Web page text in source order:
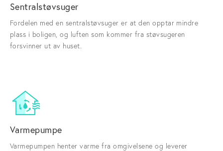
Sentralstøvsuger
Fordelen med en sentralstøvsuger er at den opptar mindre
plass i boligen, og luften som kommer fra støvsugeren
forsvinner ut av huset.
Varmepumpe
Varmepumpen henter varme fra omgivelsene og leverer